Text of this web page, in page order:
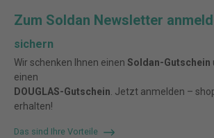
Zum Soldan Newsletter
sichern
Wir schenken Ihnen einen Soldan-Gutschein
einen
DOUGLAS-Gutschein . Jetzt anmelden –
erhalten!
Das sind Ihre Vorteile